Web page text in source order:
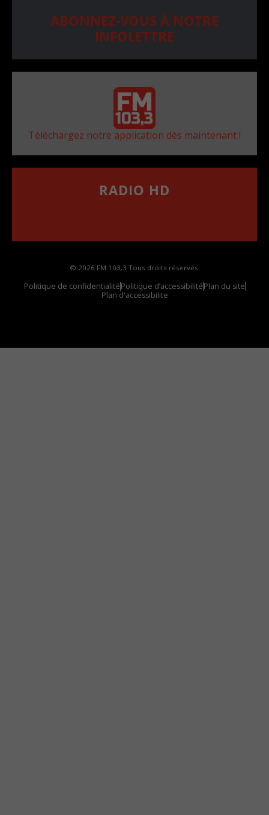
ABONNEZ-VOUS À NOTRE
INFOLETTRE
Téléchargez notre application dès maintenant !
RADIO HD
© 2026 FM 103,3 Tous droits réservés.
Politique de confidentialitéPolitique d’accessibilitéPlan du site
Plan d'accessibilite